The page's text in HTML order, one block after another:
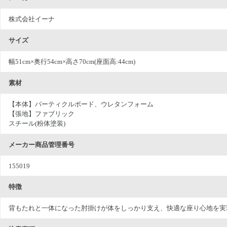
株式会社イーナ
サイズ
幅51cm×奥行54cm×高さ70cm(座面高:44cm)
素材
【本体】パーティクルボード、ウレタンフォーム
【張地】ファブリック
スチール(粉体塗装)
メーカー商品管理番号
155019
特徴
背もたれと一体になった肘掛けが体をしっかり支え、快適な座り心地を